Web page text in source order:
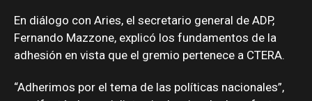
En diálogo con Aries, el secretario general de ADP,
Fernando Mazzone, explicó los fundamentos de la
adhesión en vista que el gremio pertenece a CTERA.
“Adherimos por el tema de las políticas nacionales”,